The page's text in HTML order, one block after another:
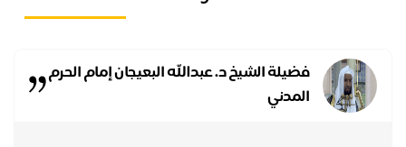
فضيلة الشيخ د. عبدالله البعيجان إمام الحرم
المدني